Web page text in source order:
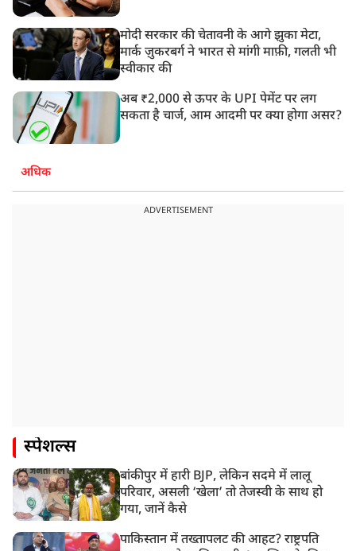
मोदी सरकार की चेतावनी के आगे झुका मेटा,
मार्क ज़ुकरबर्ग ने भारत से मांगी माफ़ी, गलती भी
स्वीकार की
अब ₹2,000 से ऊपर के UPI पेमेंट पर लग
सकता है चार्ज, आम आदमी पर क्या होगा असर?
अधिक
ADVERTISEMENT
स्पेशल्स
बांकीपुर में हारी BJP, लेकिन सदमे में लालू
परिवार, असली ‘खेला’ तो तेजस्वी के साथ हो
गया, जानें कैसे
पाकिस्तान में तख्तापलट की आहट? राष्ट्रपति